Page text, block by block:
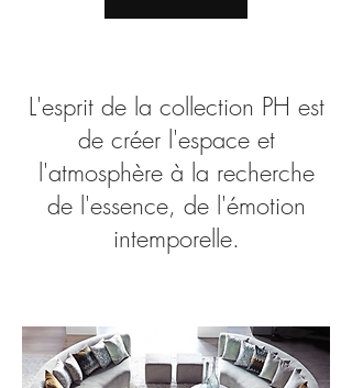
L'esprit de la collection PH est
de créer l'espace et
l'atmosphère à la recherche
de l'essence, de l'émotion
intemporelle.